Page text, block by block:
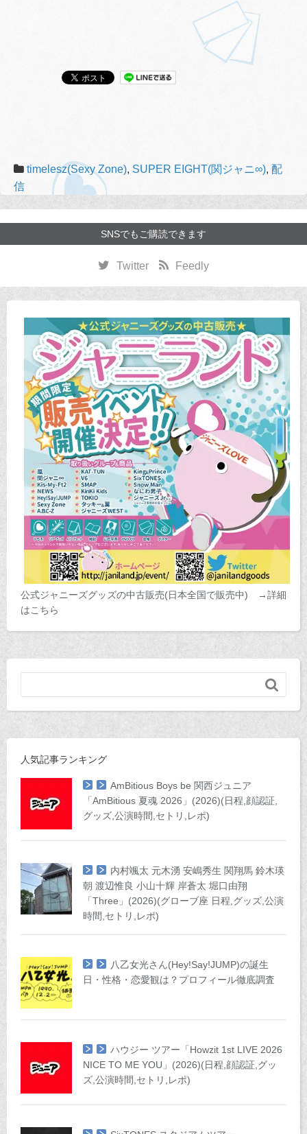
timelesz(Sexy Zone), SUPER EIGHT(関ジャニ∞), 配
信
SNSでもご購読できます
Twitter Feedly
公式ジャニーズグッズの中古販売(日本全国で販売中) →詳細
はこちら

人気記事ランキング
AmBitious Boys be 関西ジュニア
「AmBitious 夏魂 2026」(2026)(日程,顔認証,
グッズ,公演時間,セトリ,レポ)
内村颯太 元木湧 安嶋秀生 関翔馬 鈴木瑛
朝 渡辺惟良 小山十輝 岸蒼太 堀口由翔
「Three」(2026)(グローブ座 日程,グッズ,公演
時間,セトリ,レポ)
八乙女光さん(Hey!Say!JUMP)の誕生
日・性格・恋愛観は？プロフィール徹底調査
ハウジー ツアー「Howzit 1st LIVE 2026
NICE TO ME YOU」(2026)(日程,顔認証,グッ
ズ,公演時間,セトリ,レポ)